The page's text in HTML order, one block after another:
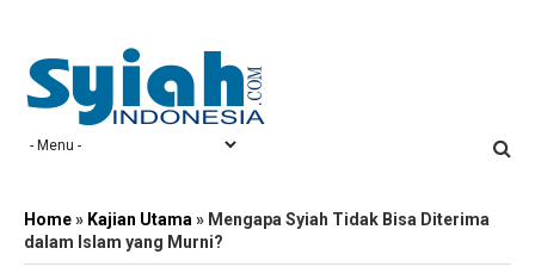
Home» Kajian Utama » Mengapa Syiah Tidak Bisa Diterima
dalam Islam yang Murni?